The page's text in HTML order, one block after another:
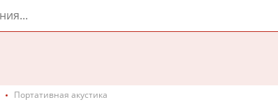
Портативная акустика